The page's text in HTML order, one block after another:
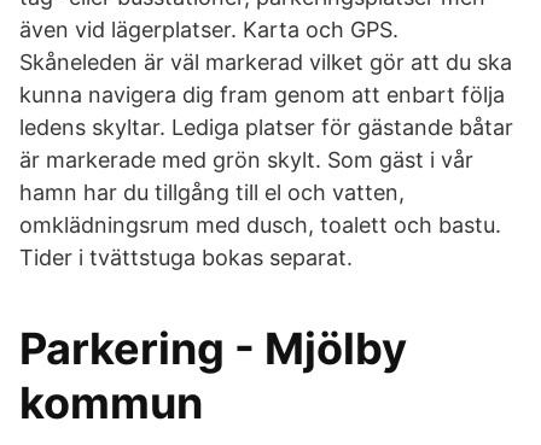
även vid lägerplatser. Karta och GPS.
Skåneleden är väl markerad vilket gör att du ska
kunna navigera dig fram genom att enbart följa
ledens skyltar. Lediga platser för gästande båtar
är markerade med grön skylt. Som gäst i vår
hamn har du tillgång till el och vatten,
omklädningsrum med dusch, toalett och bastu.
Tider i tvättstuga bokas separat.
Parkering - Mjölby
kommun